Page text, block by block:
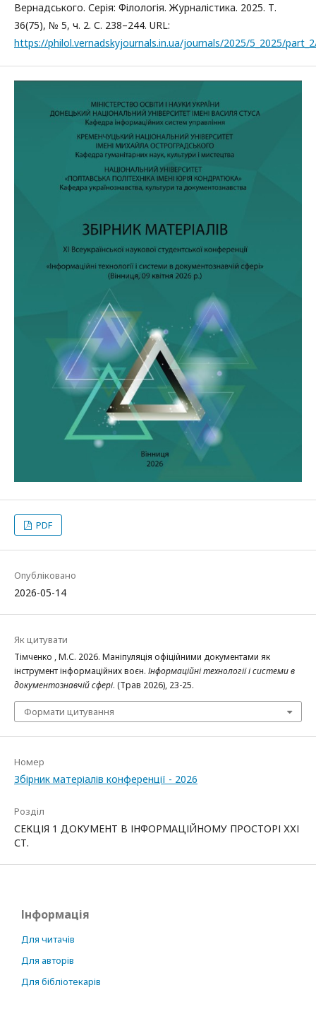
Вернадського. Серія: Філологія. Журналістика. 2025. Т.
36(75), № 5, ч. 2. С. 238–244. URL:
https://philol.vernadskyjournals.in.ua/journals/2025/5_2025/
PDF
Опубліковано
2026-05-14
Як цитувати
Тімченко , М.С. 2026. Маніпуляція офіційними документами як
інструмент інформаційних воєн. Інформаційні технології і системи в
документознавчій сфері. (Трав 2026), 23-25.
Формати цитування
Номер
Збірник матеріалів конференції - 2026
Розділ
СЕКЦІЯ 1 ДОКУМЕНТ В ІНФОРМАЦІЙНОМУ ПРОСТОРІ ХХІ
СТ.
Інформація
Для читачів
Для авторів
Для бібліотекарів